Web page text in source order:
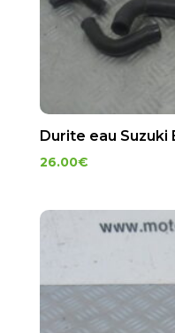
Durite eau Suzuki
26.00€